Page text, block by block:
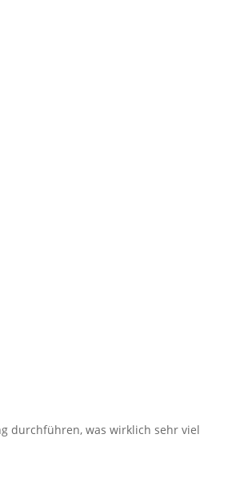
durchführen, was wirklich sehr viel